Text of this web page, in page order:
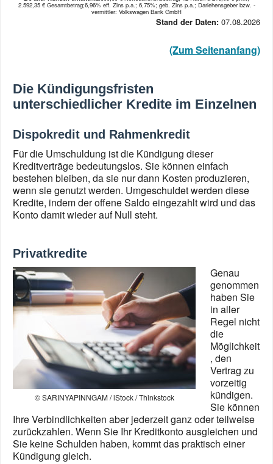
2.592,35 € Gesamtbetrag;6,96% eff. Zins p.a.; 6,75%; geb. Zins p.a.; Darlehensgeber bzw. -
vermittler: Volkswagen Bank GmbH
Stand der Daten: 07.08.2026
(Zum Seitenanfang)
Die Kündigungsfristen
unterschiedlicher Kredite im Einzelnen
Dispokredit und Rahmenkredit
Für die Umschuldung ist die Kündigung dieser
Kreditverträge bedeutungslos. Sie können einfach
bestehen bleiben, da sie nur dann Kosten produzieren,
wenn sie genutzt werden. Umgeschuldet werden diese
Kredite, indem der offene Saldo eingezahlt wird und das
Konto damit wieder auf Null steht.
Privatkredite
© SARINYAPINNGAM / iStock / Thinkstock
Genau
genommen
haben Sie
in aller
Regel nicht
die
Möglichkeit
, den
Vertrag zu
vorzeitig
kündigen.
Sie können
Ihre Verbindlichkeiten aber jederzeit ganz oder teilweise
zurückzahlen. Wenn Sie Ihr Kreditkonto ausgleichen und
Sie keine Schulden haben, kommt das praktisch einer
Kündigung gleich.